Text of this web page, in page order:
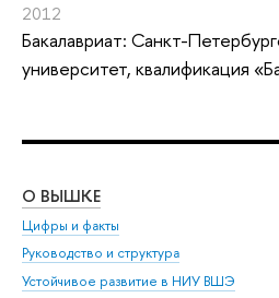
2012
Бакалавриат: Санкт-
университет, квалификация
О ВЫШКЕ
Цифры и факты
Руководство и структура
Устойчивое развитие в НИУ ВШЭ